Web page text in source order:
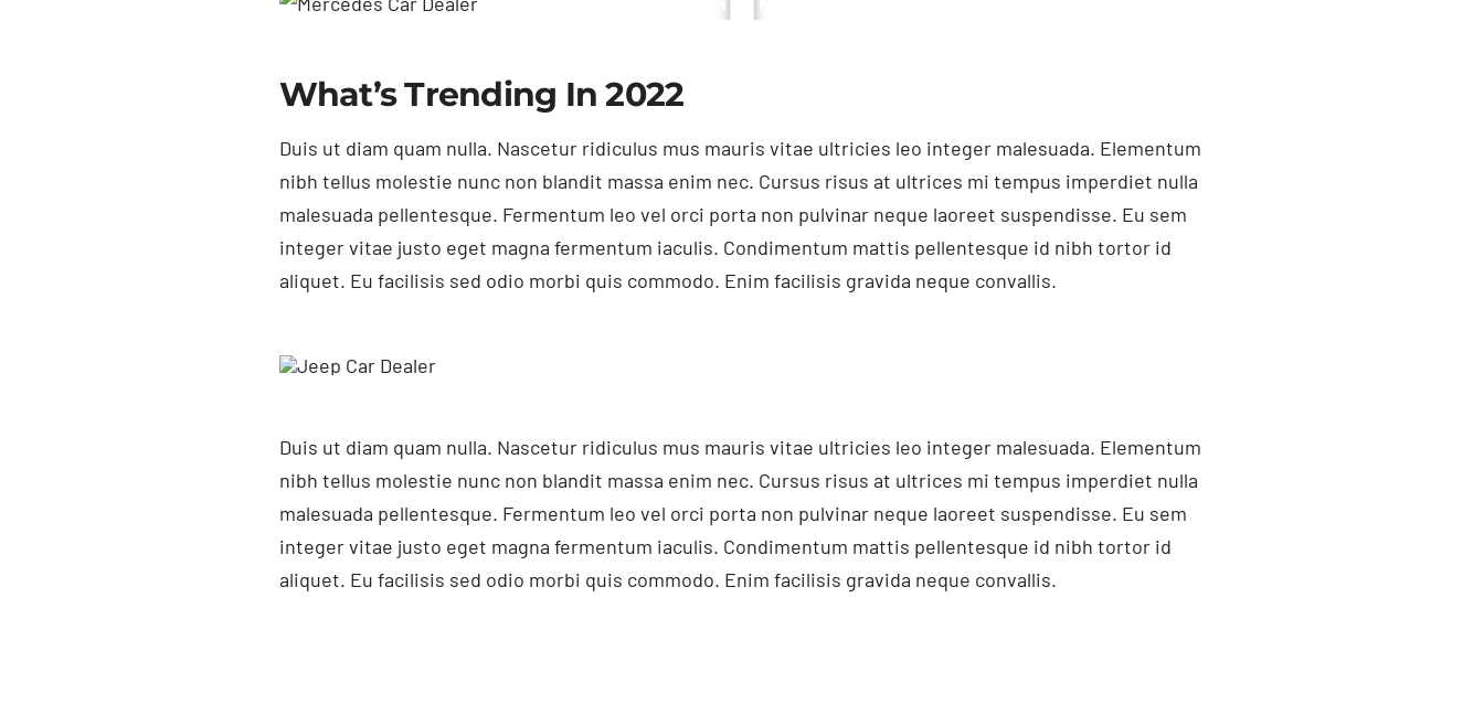
What’s Trending In 2022
Duis ut diam quam nulla. Nascetur ridiculus mus mauris vitae ultricies leo integer malesuada. Elementum
nibh tellus molestie nunc non blandit massa enim nec. Cursus risus at ultrices mi tempus imperdiet nulla
malesuada pellentesque. Fermentum leo vel orci porta non pulvinar neque laoreet suspendisse. Eu sem
integer vitae justo eget magna fermentum iaculis. Condimentum mattis pellentesque id nibh tortor id
aliquet. Eu facilisis sed odio morbi quis commodo. Enim facilisis gravida neque convallis.
Duis ut diam quam nulla. Nascetur ridiculus mus mauris vitae ultricies leo integer malesuada. Elementum
nibh tellus molestie nunc non blandit massa enim nec. Cursus risus at ultrices mi tempus imperdiet nulla
malesuada pellentesque. Fermentum leo vel orci porta non pulvinar neque laoreet suspendisse. Eu sem
integer vitae justo eget magna fermentum iaculis. Condimentum mattis pellentesque id nibh tortor id
aliquet. Eu facilisis sed odio morbi quis commodo. Enim facilisis gravida neque convallis.